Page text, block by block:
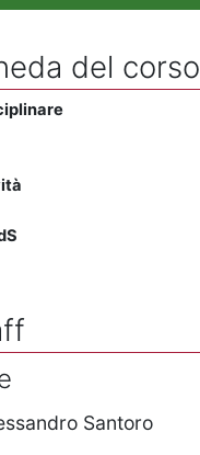
del corso
Santoro